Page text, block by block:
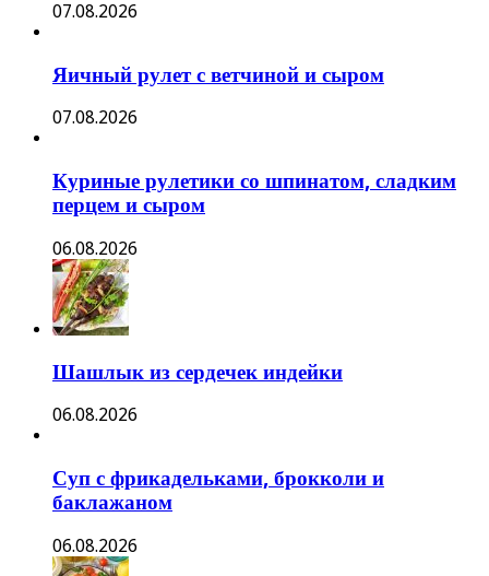
07.08.2026
Яичный рулет с ветчиной и сыром
07.08.2026
Куриные рулетики со шпинатом, сладким
перцем и сыром
06.08.2026
Шашлык из сердечек индейки
06.08.2026
Суп с фрикадельками, брокколи и
баклажаном
06.08.2026